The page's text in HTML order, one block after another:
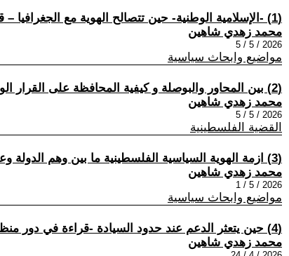
(1) -الإسلامية الوطنية- حين تتصالح الهوية مع الجغرافيا – قراءة في الحالة التركية
محمد زهدي شاهين
2026 / 5 / 5
مواضيع وابحاث سياسية
(2) بين المحاور والبوصلة و كيفية المحافظة على القرار الوطني المستقل
محمد زهدي شاهين
2026 / 5 / 5
القضية الفلسطينية
(3) ازمة الهوية السياسية الفلسطينية ما بين وهم الدولة وعبء التحرر
محمد زهدي شاهين
2026 / 5 / 1
مواضيع وابحاث سياسية
(4) حين يتعثر الدعم عند حدود السيادة -قراءة في دور منظمة التعاون الإسلامي في الحالة الفلسطينية-
محمد زهدي شاهين